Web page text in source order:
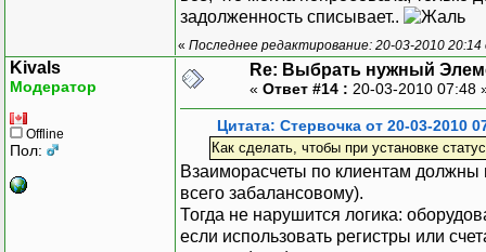
задолженность списывает..
« Последнее редактирование: 20-03-2010
Kivals
Модератор
Offline
Пол:
Re: Выбрать нужный
« Ответ #14 : 20-03-2010 07:48
Цитата: Стервочка от 20-03-2010
Как сделать, чтобы при установке
Взаиморасчеты по клиентам должны
всего забалансовому).
Тогда не нарушится логика:
если использовать регистры или